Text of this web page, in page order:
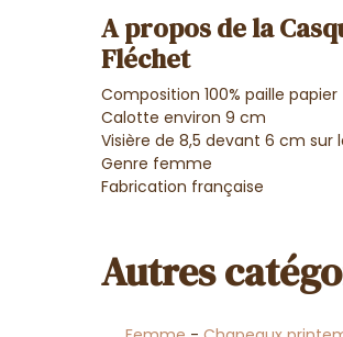
A propos de la
Fléchet
Composition 100% paille papier
Calotte environ 9 cm
Visière de 8,5 devant 6 cm sur
Genre femme
Fabrication française
Autres